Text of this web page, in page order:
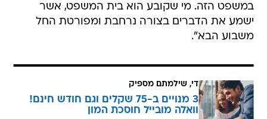
במשפט הזה. מי שקובע הוא בית המשפט, אשר
ישמע את הדברים בצורה נרחבת ומפורטת החל
משבוע הבא".
די, שילמתם מספיק
3 מנויים ב-75 שקלים וגם חודש חינם!
וואלה מובייל חוסכת המון